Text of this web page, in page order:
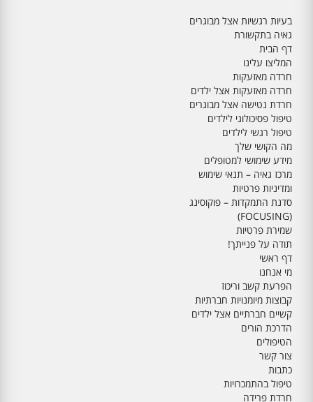
בעיות רגשיות אצל מבוגרים
גאיה בתקשורת
דף הבית
המליצו עלינו
חרדה מאזעקות
חרדה מאזעקות אצל ילדים
חרדת נטישה אצל מבוגרים
טיפול פסיכולוגי לילדים
טיפול רגשי לילדים
מה הקושי שלך
מידע שימושי למטופלים
מרכז גאיה – תנאי שימוש
ומדיניות פרטיות
סדנת התמקדות – פוקוסינג
(FOCUSING)
שמירת פרטיות
תודה על פנייתך!
דף ראשי
מי אנחנו
הפרעת קשב וריכוז
קבוצות מיומנויות חברתיות
קשיים חברתיים אצל ילדים
הדרכת הורים
הטיפולים
צור קשר
כתבות
טיפול בהתמכרויות
חרדת פרידה